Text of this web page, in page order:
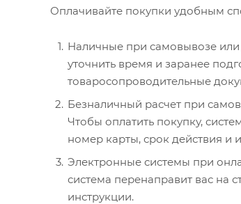
Оплачивайте покупки удобным
Наличные при самовывозе или
уточнить время и заранее
товаросопроводительные
Безналичный расчет при
Чтобы оплатить покупку,
номер карты, срок действия и
Электронные системы при
система перенаправит вас на
инструкции.